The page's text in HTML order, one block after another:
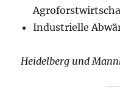
Industrielle
Heidelberg und